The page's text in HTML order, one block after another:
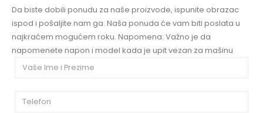
Da biste dobili ponudu za naše proizvode, ispunite obrazac
ispod i pošaljite nam ga. Naša ponuda će vam biti poslata u
najkraćem mogućem roku. Napomena: Važno je da
napomenete napon i model kada je upit vezan za mašinu